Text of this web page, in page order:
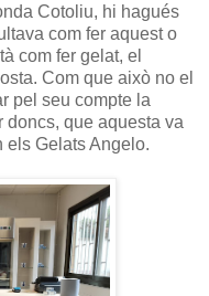
Cotoliu, hi hagués
com fer aquest o
com fer gelat, el
Com que això no el
pel seu compte la
doncs, que aquesta va
els Gelats Angelo.